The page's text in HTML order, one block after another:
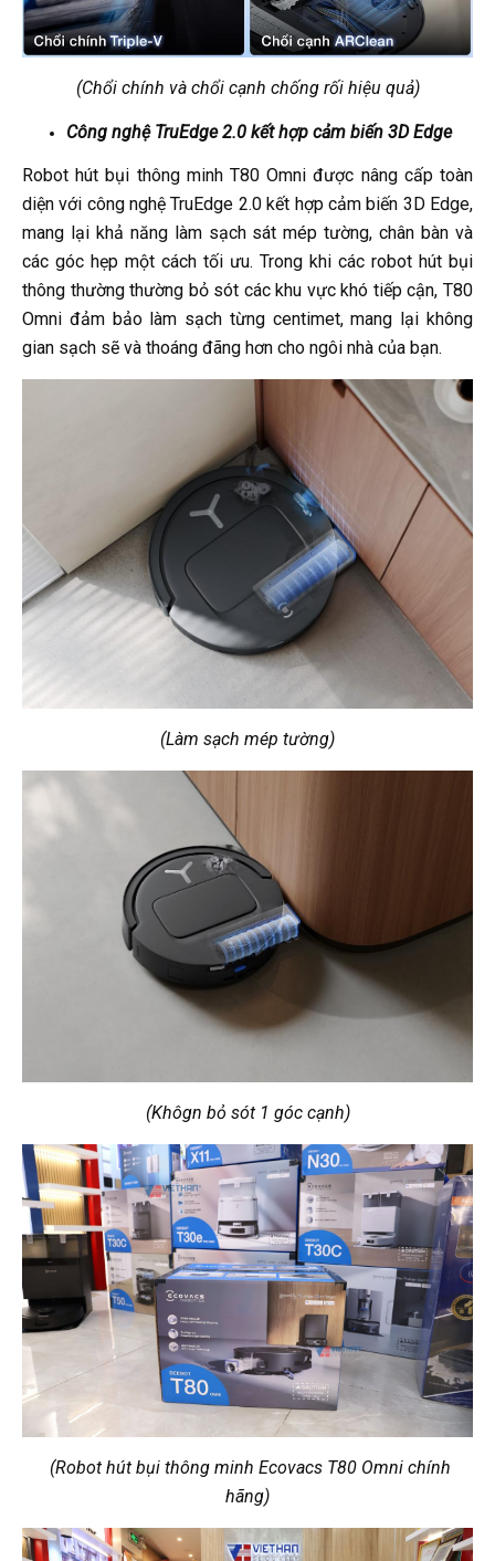
(Chổi chính và chổi cạnh chống rối hiệu quả)
Công nghệ TruEdge 2.0 kết hợp cảm biến 3D Edge
Robot hút bụi thông minh T80 Omni được nâng cấp toàn
diện với công nghệ TruEdge 2.0 kết hợp cảm biến 3D Edge,
mang lại khả năng làm sạch sát mép tường, chân bàn và
các góc hẹp một cách tối ưu. Trong khi các robot hút bụi
thông thường thường bỏ sót các khu vực khó tiếp cận, T80
Omni đảm bảo làm sạch từng centimet, mang lại không
gian sạch sẽ và thoáng đãng hơn cho ngôi nhà của bạn.
(Làm sạch mép tường)
(Khôgn bỏ sót 1 góc cạnh)
(Robot hút bụi thông minh Ecovacs T80 Omni chính
hãng)